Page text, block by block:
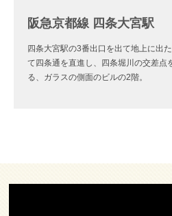
阪急京都線 四条大宮駅
四条大宮駅の3番出口を出て地上に出
て四条通を直進し、四条堀川の交差点
る、ガラスの側面のビルの2階。